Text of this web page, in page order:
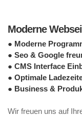
Moderne
● Moderne
● Seo & Google
● CMS Interface
● Optimale
● Business &
Wir freuen uns auf